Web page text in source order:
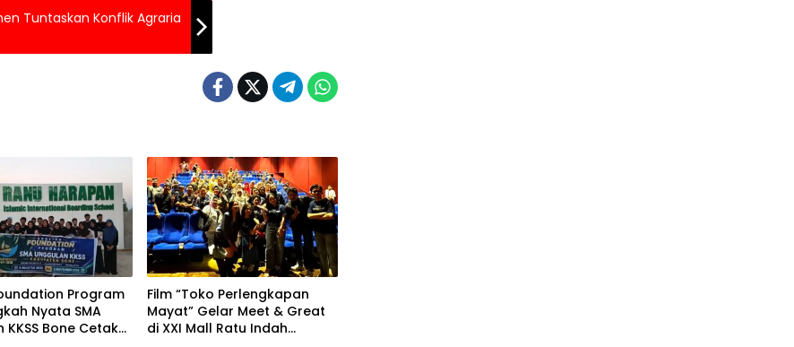
Tuntaskan Konflik Agraria
Program
Nyata SMA
KKSS Bone Cetak
Film “Toko Perlengkapan
Mayat” Gelar Meet & Great
di XXI Mall Ratu Indah